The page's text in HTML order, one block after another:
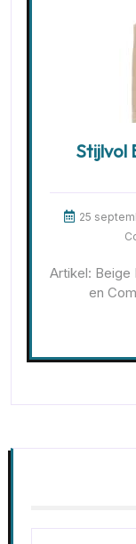
Stijlvol
25
Artikel: Beige
en